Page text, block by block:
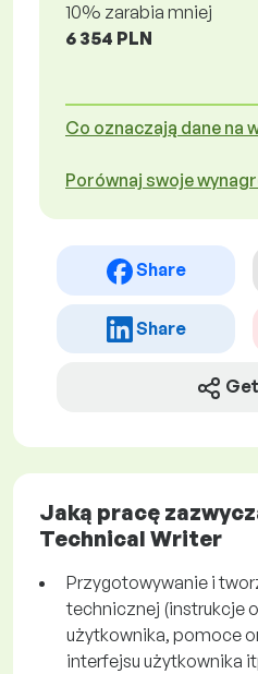
10% zarabia mniej
6 354 PLN
Co oznaczają dane na
Porównaj swoje
Share
Share
Jaką pracę
Technical Writer
Przygotowywanie i
technicznej (instrukcje
użytkownika, pomoce
interfejsu użytkownika